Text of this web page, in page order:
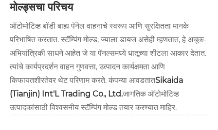
मोल्ड्सचा परिचय
ऑटोमोटिव्ह बॉडी बाह्य पॅनेल वाहनाचे स्वरूप आणि सुरक्षितता मानके
परिभाषित करतात. स्टॅम्पिंग मोल्ड, ज्याला डायज असेही म्हणतात, हे अचूक-
अभियांत्रिकी साधने आहेत जे या पॅनल्समध्ये धातूच्या शीटला आकार देतात.
त्यांचे कार्यप्रदर्शन वाहन गुणवत्ता, उत्पादन कार्यक्षमता आणि
किफायतशीरतेवर थेट परिणाम करते. कंपन्या आवडतातSikaida
(Tianjin) Int'L Trading Co., Ltd.जागतिक ऑटोमोटिव्ह
उत्पादकांसाठी विश्वसनीय स्टॅम्पिंग मोल्ड तयार करण्यात माहिर.